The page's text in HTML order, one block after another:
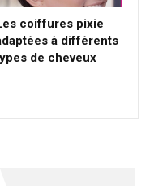
coiffures pixie
à différents
de cheveux